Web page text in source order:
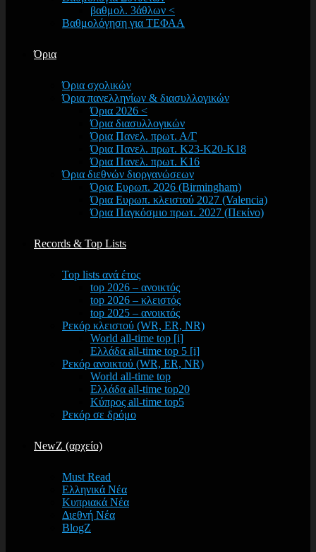
βαθμολ. 3άθλων <
Βαθμολόγηση για ΤΕΦΑΑ
Όρια
Όρια σχολικών
Όρια πανελληνίων & διασυλλογικών
Όρια 2026 <
Όρια διασυλλογικών
Όρια Πανελ. πρωτ. Α/Γ
Όρια Πανελ. πρωτ. Κ23-Κ20-Κ18
Όρια Πανελ. πρωτ. Κ16
Όρια διεθνών διοργανώσεων
Όρια Ευρωπ. 2026 (Birmingham)
Όρια Ευρωπ. κλειστού 2027 (Valencia)
Όρια Παγκόσμιο πρωτ. 2027 (Πεκίνο)
Records & Top Lists
Top lists ανά έτος
top 2026 – ανοικτός
top 2026 – κλειστός
top 2025 – ανοικτός
Ρεκόρ κλειστού (WR, ER, NR)
World all-time top [i]
Ελλάδα all-time top 5 [i]
Ρεκόρ ανοικτού (WR, ER, NR)
World all-time top
Ελλάδα all-time top20
Κύπρος all-time top5
Ρεκόρ σε δρόμο
NewZ (αρχείο)
Must Read
Ελληνικά Νέα
Κυπριακά Νέα
Διεθνή Νέα
BlogZ